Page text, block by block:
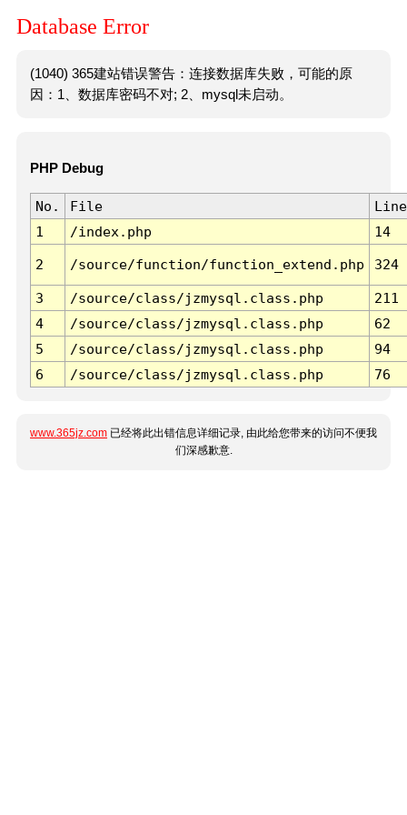
Database Error
(1040) 365建站错误警告：连接数据库失败，可能的原
因：1、数据库密码不对; 2、mysql未启动。
PHP Debug
No. File
Line
1
/index.php 14
2 /source/function/function_extend.php 324
3 /source/class/jzmysql.class.php
211
4
/source/class/jzmysql.class.php
62
5
/source/class/jzmysql.class.php
94
6
/source/class/jzmysql.class.php 76
www.365jz.com 已经将此出错信息详细记录, 由此给您带来的访问不便我
们深感歉意.